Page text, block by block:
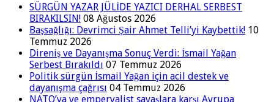
SÜRGÜN YAZAR JÜLİDE YAZICI DERHAL SERBEST
BIRAKILSIN! 08 Ağustos 2026
Başsağlığı: Devrimci Şair Ahmet Telli’yi Kaybettik! 10
Temmuz 2026
Direniş ve Dayanışma Sonuç Verdi: İsmail Yağan
Serbest Bırakıldı 07 Temmuz 2026
Politik sürgün İsmail Yağan için acil destek ve
dayanışma çağrısı 04 Temmuz 2026
NATO’ya ve emperyalist savaşlara karşı Avrupa